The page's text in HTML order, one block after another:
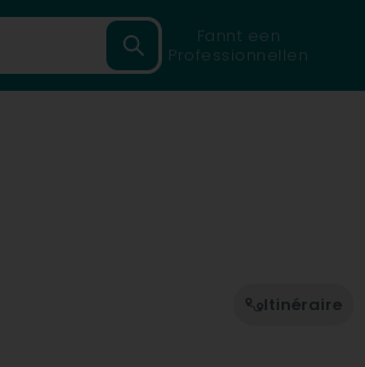
Fannt een
Professionnellen
Itinéraire